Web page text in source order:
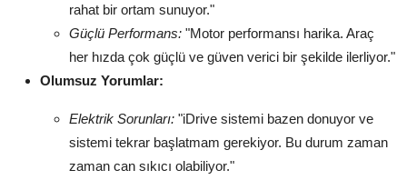
rahat bir ortam sunuyor."
Güçlü Performans: "Motor performansı harika. Araç
her hızda çok güçlü ve güven verici bir şekilde ilerliyor."
Olumsuz Yorumlar:
Elektrik Sorunları: "iDrive sistemi bazen donuyor ve
sistemi tekrar başlatmam gerekiyor. Bu durum zaman
zaman can sıkıcı olabiliyor."